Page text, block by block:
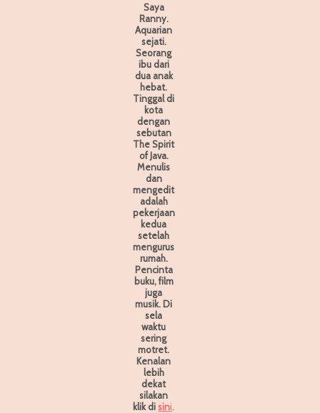
Saya
Ranny.
Aquarian
sejati.
Seorang
ibu dari
dua anak
hebat.
Tinggal di
kota
dengan
sebutan
The Spirit
of Java.
Menulis
dan
mengedit
adalah
pekerjaan
kedua
setelah
mengurus
rumah.
Pencinta
buku, film
juga
musik. Di
sela
waktu
sering
motret.
Kenalan
lebih
dekat
silakan
klik disini